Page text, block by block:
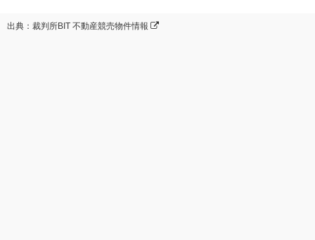
出典：裁判所BIT 不動産競売物件情報